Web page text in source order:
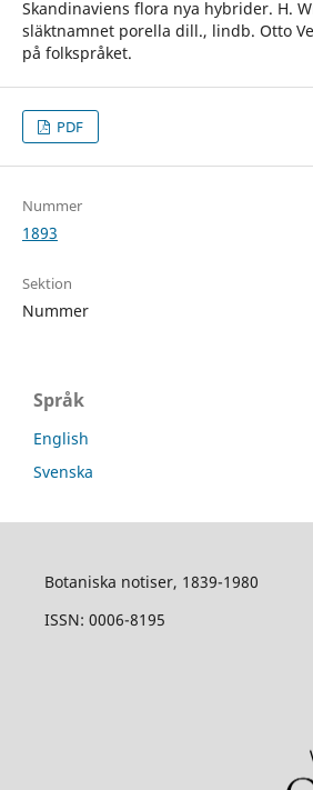
Skandinaviens flora nya hybrider. H.
släktnamnet porella dill., lindb. Otto
på folkspråket.
PDF
Nummer
1893
Sektion
Nummer
Språk
English
Svenska
Botaniska notiser, 1839-1980
ISSN: 0006-8195